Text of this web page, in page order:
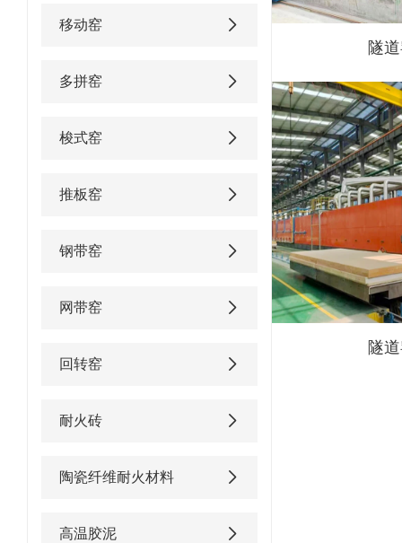
移动窑
多拼窑
梭式窑
推板窑
钢带窑
网带窑
回转窑
耐火砖
陶瓷纤维耐火材料
高温胶泥
隧
隧